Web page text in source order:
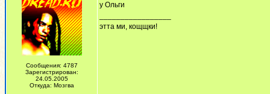
Сообщения: 4787
Зарегистрирован:
24.05.2005
Откуда: Мозгва
у Ольги
этта ми, кощщки!